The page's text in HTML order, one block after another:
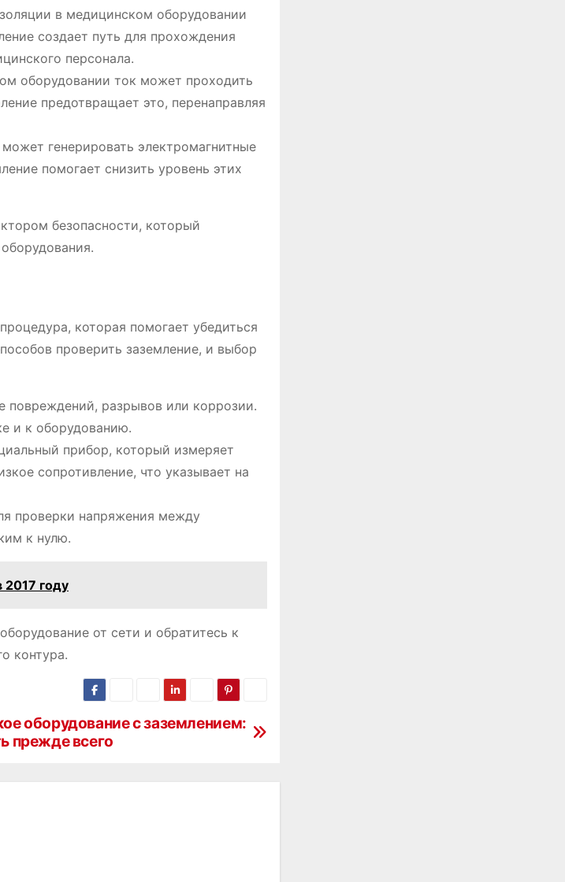
в медицинском оборудовании
создает путь для прохождения
персонала.
оборудовании ток может проходить
предотвращает это, перенаправляя
генерировать электромагнитные
помогает снизить уровень этих
безопасности, который
которая помогает убедиться
проверить заземление, и выбор
повреждений, разрывов или коррозии.
и к оборудованию.
прибор, который измеряет
сопротивление, что указывает на
проверки напряжения между
к нулю.
2017 году
от сети и обратитесь к
контура.
оборудование с заземлением:
прежде всего